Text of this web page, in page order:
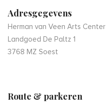
Adresgegevens
Herman van Veen Arts Center
Landgoed De Paltz 1
3768 MZ Soest
Route & parkeren